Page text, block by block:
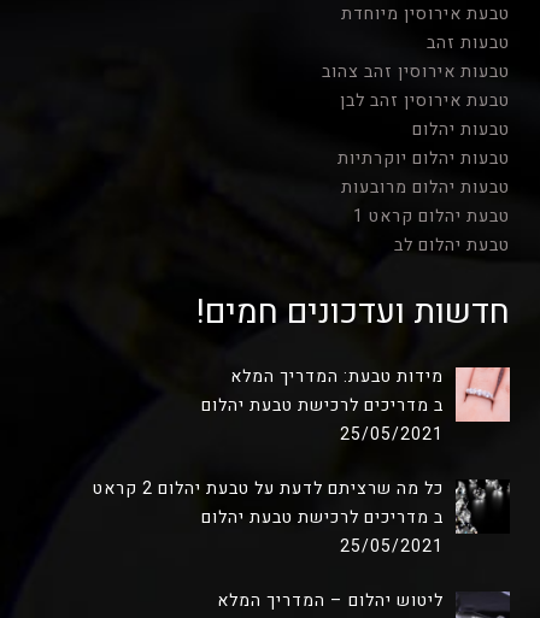
טבעת אירוסין מיוחדת
טבעות זהב
טבעות אירוסין זהב צהוב
טבעת אירוסין זהב לבן
טבעות יהלום
טבעות יהלום יוקרתיות
טבעות יהלום מרובעות
טבעת יהלום קראט 1
טבעת יהלום לב
חדשות ועדכונים חמים!
מידות טבעת: המדריך המלא
ב מדריכים לרכישת טבעת יהלום
25/05/2021
כל מה שרציתם לדעת על טבעת יהלום 2 קראט
ב מדריכים לרכישת טבעת יהלום
25/05/2021
ליטוש יהלום – המדריך המלא